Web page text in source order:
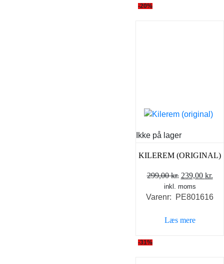
-20%
Ikke på lager
KILEREM (ORIGINAL)
299,00kr. Den
oprindelige
pris
299,00 kr..
239,00 kr.
inkl. moms
Varenr: PE801616
Læs mere
-31%